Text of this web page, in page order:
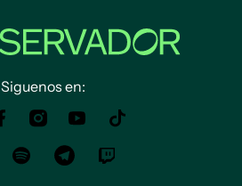
Siguenos en: